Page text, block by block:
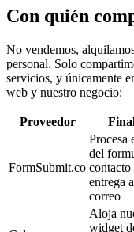
Con quién
No vendemos,
personal. Solo
servicios, y únicamente
web y nuestro negocio:
Proveedor
FormSubmit.co
Procesa
del
entrega
correo
Aloja
widget